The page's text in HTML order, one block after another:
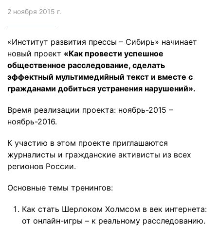
2 ноября 2015 г.
«Институт развития прессы – Сибирь» начинает
новый проект «Как провести успешное
общественное расследование, сделать
эффектный мультимедийный текст и вместе с
гражданами добиться устранения нарушений».
Время реализации проекта: ноябрь-2015 –
ноябрь-2016.
К участию в этом проекте приглашаются
журналисты и гражданские активисты из всех
регионов России.
Основные темы тренингов:
Как стать Шерлоком Холмсом в век интернета:
от онлайн-игры – к реальному расследованию.